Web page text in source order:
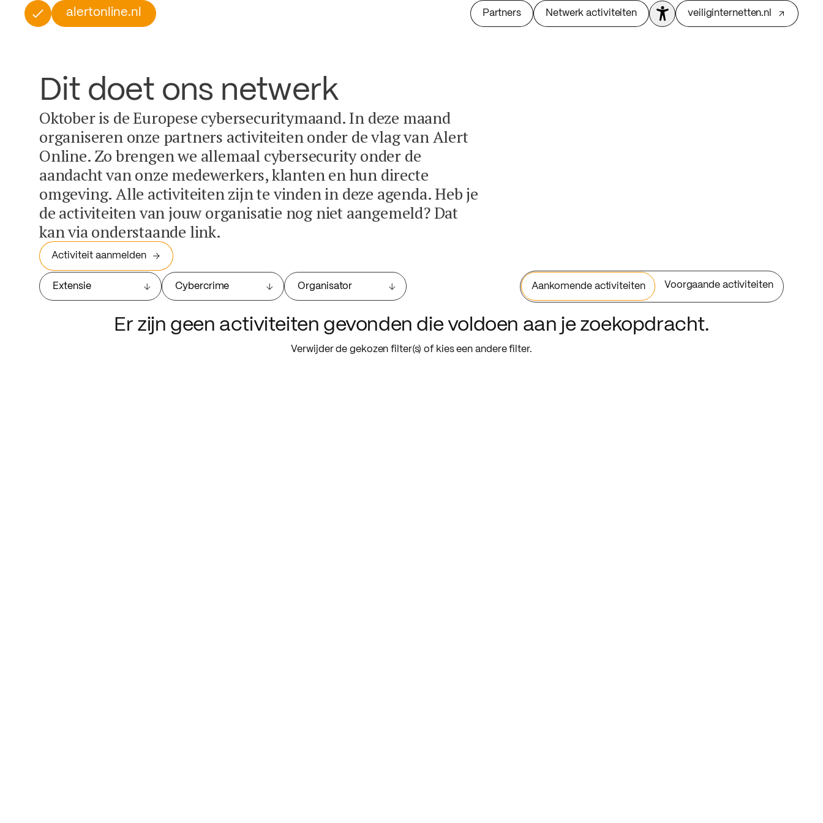
alertonline.nl Partners Netwerk activiteiten veiliginternetten.nl
Dit doet ons netwerk
Oktober is de Europese cybersecuritymaand. In deze maand
organiseren onze partners activiteiten onder de vlag van Alert
Online. Zo brengen we allemaal cybersecurity onder de
aandacht van onze medewerkers, klanten en hun directe
omgeving. Alle activiteiten zijn te vinden in deze agenda. Heb je
de activiteiten van jouw organisatie nog niet aangemeld? Dat
kan via onderstaande link.
Activiteit aanmelden
Extensie Cybercrime Organisator Aankomende activiteiten Voorgaande activiteiten
Er zijn geen activiteiten gevonden die voldoen aan je zoekopdracht.
Verwijder de gekozen filter(s) of kies een andere filter.